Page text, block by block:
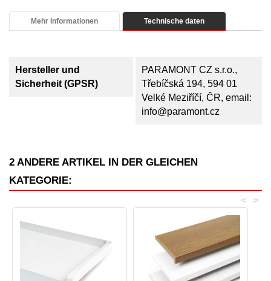
Mehr Informationen Technische daten
Hersteller und
Sicherheit (GPSR)
PARAMONT CZ s.r.o.,
Třebíčská 194, 594 01
Velké Meziříčí, ČR, email:
info@paramont.cz
2 ANDERE ARTIKEL IN DER GLEICHEN
KATEGORIE:
>
<